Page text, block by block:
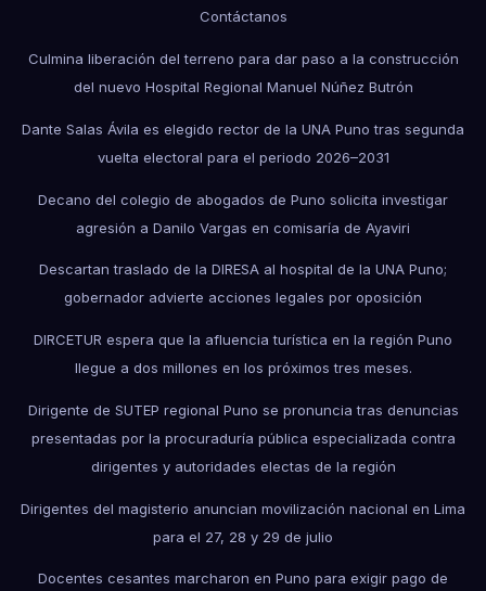
Contáctanos
Culmina liberación del terreno para dar paso a la construcción
del nuevo Hospital Regional Manuel Núñez Butrón
Dante Salas Ávila es elegido rector de la UNA Puno tras segunda
vuelta electoral para el periodo 2026–2031
Decano del colegio de abogados de Puno solicita investigar
agresión a Danilo Vargas en comisaría de Ayaviri
Descartan traslado de la DIRESA al hospital de la UNA Puno;
gobernador advierte acciones legales por oposición
DIRCETUR espera que la afluencia turística en la región Puno
llegue a dos millones en los próximos tres meses.
Dirigente de SUTEP regional Puno se pronuncia tras denuncias
presentadas por la procuraduría pública especializada contra
dirigentes y autoridades electas de la región
Dirigentes del magisterio anuncian movilización nacional en Lima
para el 27, 28 y 29 de julio
Docentes cesantes marcharon en Puno para exigir pago de